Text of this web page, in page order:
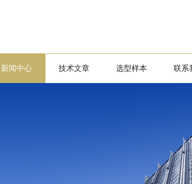
新闻中心 技术文章 选型样本 联系